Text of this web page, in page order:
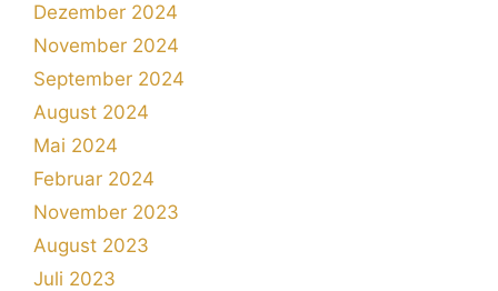
Dezember 2024
November 2024
September 2024
August 2024
Mai 2024
Februar 2024
November 2023
August 2023
Juli 2023